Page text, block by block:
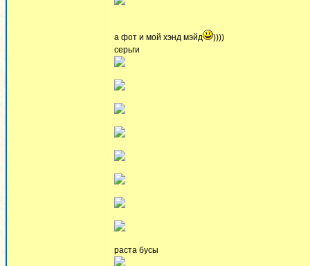
а фот и мой хэнд мэйд
))))
серьги
раста бусы